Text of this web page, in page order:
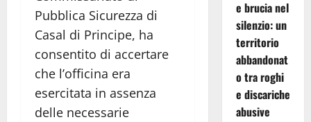
Pubblica Sicurezza di
Casal di Principe, ha
consentito di accertare
che l’officina era
esercitata in assenza
delle necessarie
e brucia nel
silenzio: un
territorio
abbandonat
o tra roghi
e discariche
abusive